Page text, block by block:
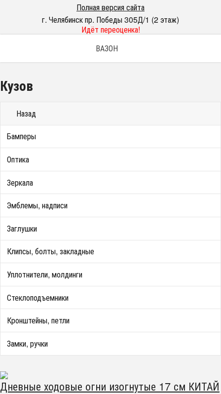
Полная версия сайта
г. Челябинск пр. Победы 305Д/1 (2 этаж)
Идёт переоценка!
ВАЗОН
Кузов
Назад
Бамперы
Оптика
Зеркала
Эмблемы, надписи
Заглушки
Клипсы, болты, закладные
Уплотнители, молдинги
Стеклоподъемники
Кронштейны, петли
Замки, ручки
Дневные ходовые огни изогнутые 17 см КИТАЙ